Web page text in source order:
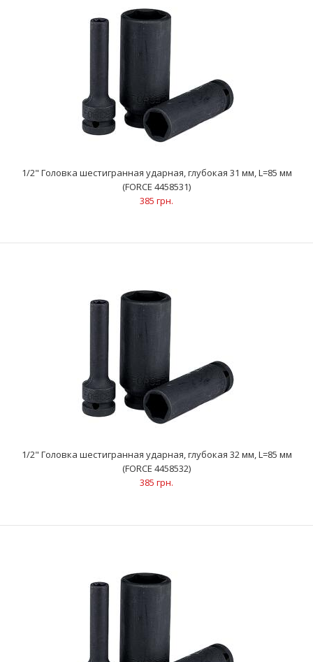
1/2" Головка шестигранная ударная, глубокая 29 мм, L=85 мм
(FORCE 4458529)
334 грн.
1/2" Головка шестигранная ударная, глубокая 30 мм, L=85 мм
(FORCE 4458530)
377 грн.
..
1/2" Головка шестигранная ударная, глубокая 31 мм, L=85 мм
(FORCE 4458531)
385 грн.
1/2" Головка шестигранная ударная, глубокая 32 мм, L=85 мм
(FORCE 4458532)
385 грн.